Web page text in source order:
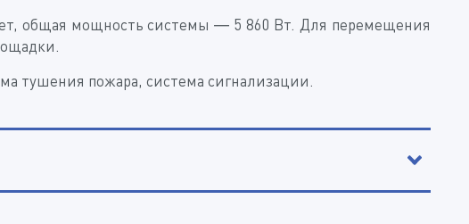
общая мощность системы — 5 860 Вт. Для перемещения
тушения пожара, система сигнализации.